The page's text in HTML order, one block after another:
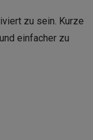
zu sein. Kurze
einfacher zu